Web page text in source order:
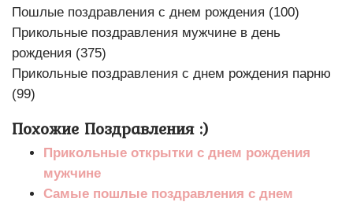
Пошлые поздравления с днем рождения (100)
Прикольные поздравления мужчине в день
рождения (375)
Прикольные поздравления с днем рождения парню
(99)
Похожие Поздравления :)
Прикольные открытки с днем рождения
мужчине
Самые пошлые поздравления с днем